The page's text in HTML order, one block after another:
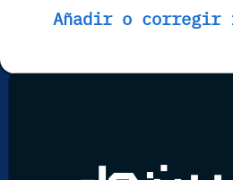
Añadir o corregir